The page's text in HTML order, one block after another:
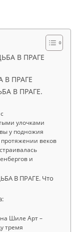
В ПРАГЕ
В ПРАГЕ
В ПРАГЕ.
улочками
у подножия
веков
и
В ПРАГЕ. Что
Шиле Арт –
тремя